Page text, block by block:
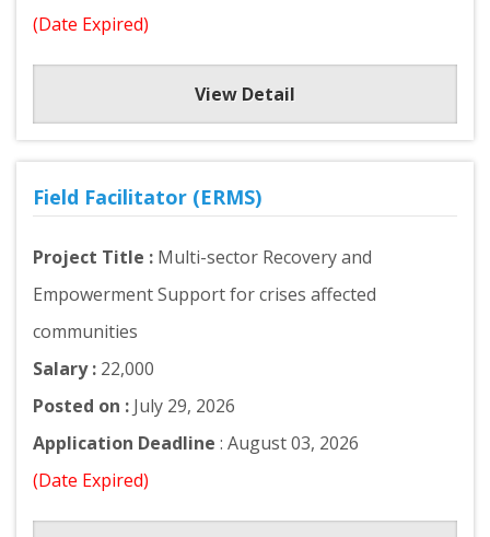
(Date Expired)
View Detail
Field Facilitator (ERMS)
Project Title : Multi-sector Recovery and
Empowerment Support for crises affected
communities
Salary : 22,000
Posted on : July 29, 2026
Application Deadline : August 03, 2026
(Date Expired)